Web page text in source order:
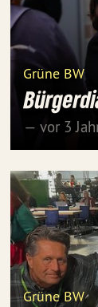
Grüne BW
— vor 3
Grüne BW